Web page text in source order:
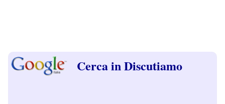
Cerca in Discutiamo